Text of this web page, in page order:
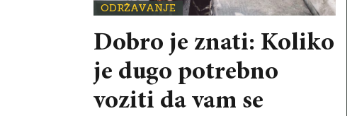
ODRŽAVANJE
Dobro je znati: Koliko
je dugo potrebno
voziti da vam se